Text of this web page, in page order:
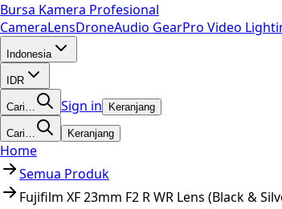
Bursa Kamera Profesional
CameraLensDroneAudio GearPro Video
Indonesia
IDR
Cari… Sign in Keranjang
Cari… Keranjang
Home
Semua Produk
Fujifilm XF 23mm F2 R WR Lens (Black &